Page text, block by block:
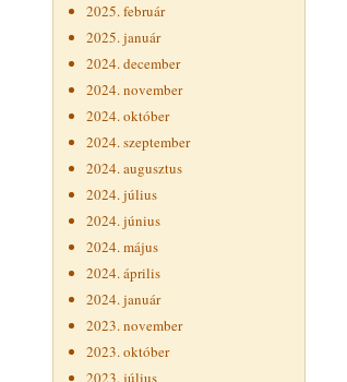
2025. február
2025. január
2024. december
2024. november
2024. október
2024. szeptember
2024. augusztus
2024. július
2024. június
2024. május
2024. április
2024. január
2023. november
2023. október
2023. július